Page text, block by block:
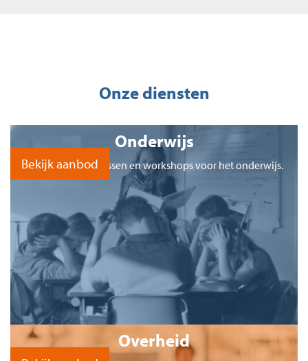
Onze diensten
Onderwijs
Bekijk onze gastlessen en workshops voor het onderwijs.
Bekijk aanbod
Overheid